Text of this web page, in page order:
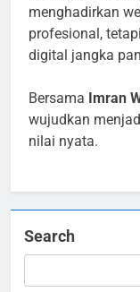
menghadirkan
profesional,
digital jangka
Bersama Imran
wujudkan
nilai nyata.
Search